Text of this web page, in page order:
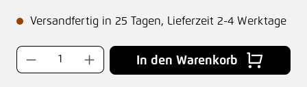
Versandfertig in 25 Tagen, Lieferzeit 2-4 Werktage
Produkt Anzahl: Gib den gewünschten
In den Warenkorb